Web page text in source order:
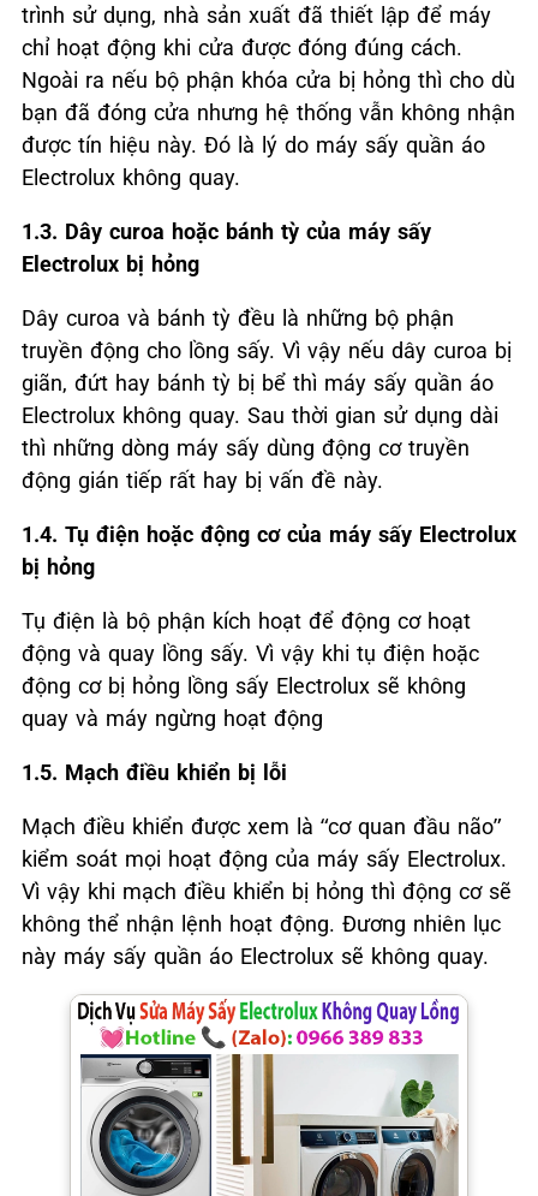
trình sử dụng, nhà sản xuất đã thiết lập để máy
chỉ hoạt động khi cửa được đóng đúng cách.
Ngoài ra nếu bộ phận khóa cửa bị hỏng thì cho dù
bạn đã đóng cửa nhưng hệ thống vẫn không nhận
được tín hiệu này. Đó là lý do máy sấy quần áo
Electrolux không quay.
1.3. Dây curoa hoặc bánh tỳ của máy sấy
Electrolux bị hỏng
Dây curoa và bánh tỳ đều là những bộ phận
truyền động cho lồng sấy. Vì vậy nếu dây curoa bị
giãn, đứt hay bánh tỳ bị bể thì máy sấy quần áo
Electrolux không quay. Sau thời gian sử dụng dài
thì những dòng máy sấy dùng động cơ truyền
động gián tiếp rất hay bị vấn đề này.
1.4. Tụ điện hoặc động cơ của máy sấy Electrolux
bị hỏng
Tụ điện là bộ phận kích hoạt để động cơ hoạt
động và quay lồng sấy. Vì vậy khi tụ điện hoặc
động cơ bị hỏng lồng sấy Electrolux sẽ không
quay và máy ngừng hoạt động
1.5. Mạch điều khiển bị lỗi
Mạch điều khiển được xem là “cơ quan đầu não”
kiểm soát mọi hoạt động của máy sấy Electrolux.
Vì vậy khi mạch điều khiển bị hỏng thì động cơ sẽ
không thể nhận lệnh hoạt động. Đương nhiên lục
này máy sấy quần áo Electrolux sẽ không quay.